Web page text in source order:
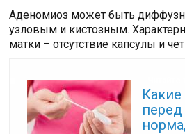
Аденомиоз может быть
узловым и кистозным.
матки – отсутствие капсулы и